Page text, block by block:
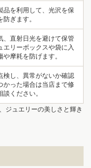
品を利用して、光沢を保
ぎます。
、直射日光を避けて保管
エリーボックスや袋に入
摩耗を防げます。
検し、異常がないか確認
かった場合は当店まで修
ください。
ジュエリーの美しさと輝き